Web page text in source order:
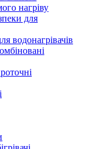
нагріву
для
водонагрівачів